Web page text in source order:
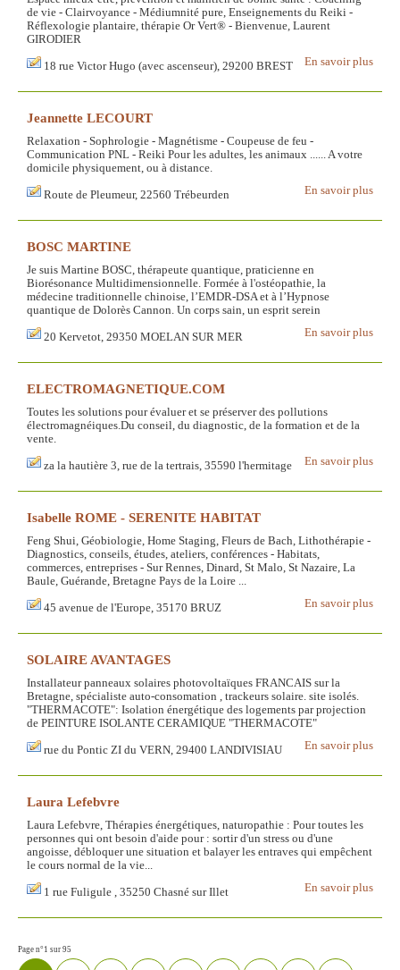
de vie - Clairvoyance - Médiumnité pure, Enseignements du Reiki -
Réflexologie plantaire, thérapie Or Vert® - Bienvenue, Laurent
GIRODIER
En savoir plus
18 rue Victor Hugo (avec ascenseur), 29200 BREST
Jeannette LECOURT
Relaxation - Sophrologie - Magnétisme - Coupeuse de feu -
Communication PNL - Reiki Pour les adultes, les animaux ...... A votre
domicile physiquement, ou à distance.
En savoir plus
Route de Pleumeur, 22560 Trébeurden
BOSC MARTINE
Je suis Martine BOSC, thérapeute quantique, praticienne en
Biorésonance Multidimensionnelle. Formée à l'ostéopathie, la
médecine traditionnelle chinoise, l’EMDR-DSA et à l’Hypnose
quantique de Dolorès Cannon. Un corps sain, un esprit serein
En savoir plus
20 Kervetot, 29350 MOELAN SUR MER
ELECTROMAGNETIQUE.COM
Toutes les solutions pour évaluer et se préserver des pollutions
électromagnéiques.Du conseil, du diagnostic, de la formation et de la
vente.
En savoir plus
za la hautière 3, rue de la tertrais, 35590 l'hermitage
Isabelle ROME - SERENITE HABITAT
Feng Shui, Géobiologie, Home Staging, Fleurs de Bach, Lithothérapie -
Diagnostics, conseils, études, ateliers, conférences - Habitats,
commerces, entreprises - Sur Rennes, Dinard, St Malo, St Nazaire, La
Baule, Guérande, Bretagne Pays de la Loire ...
En savoir plus
45 avenue de l'Europe, 35170 BRUZ
SOLAIRE AVANTAGES
Installateur panneaux solaires photovoltaïques FRANCAIS sur la
Bretagne, spécialiste auto-consomation , trackeurs solaire. site isolés.
"THERMACOTE": Isolation énergétique des logements par projection
de PEINTURE ISOLANTE CERAMIQUE "THERMACOTE"
En savoir plus
rue du Pontic ZI du VERN, 29400 LANDIVISIAU
Laura Lefebvre
Laura Lefebvre, Thérapies énergétiques, naturopathie : Pour toutes les
personnes qui ont besoin d'aide pour : sortir d'un stress ou d'une
angoisse, débloquer une situation et balayer les entraves qui empêchent
le cours normal de la vie...
En savoir plus
1 rue Fuligule , 35250 Chasné sur Illet
Page n°1 sur 95